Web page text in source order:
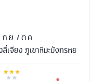
ก.ย. / ต.ค.
เจียง ภูเขาหิมะมังกรหย